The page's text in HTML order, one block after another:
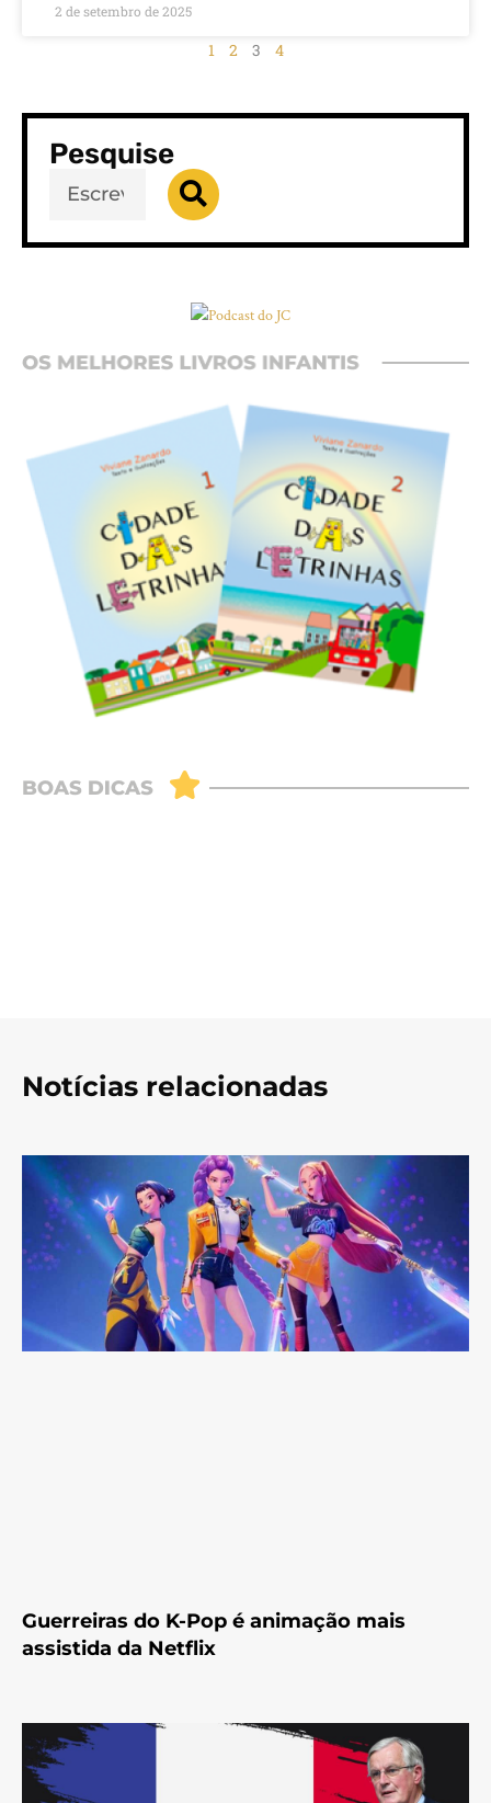
2 de setembro de 2025
1 2 3 4
Pesquise
Notícias relacionadas
Guerreiras do K-Pop é animação mais
assistida da Netflix